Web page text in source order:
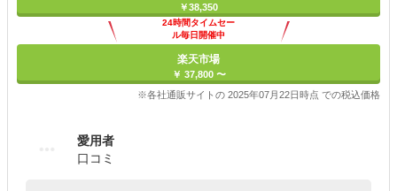
￥38,350
24時間タイムセー
ル毎日開催中
楽天市場
￥ 37,800 〜
※各社通販サイトの 2025年07月22日時点 での税込価格
愛用者
口コミ